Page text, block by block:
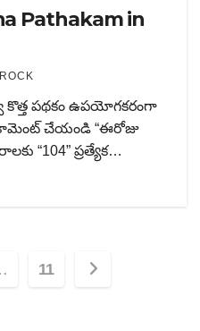
Pathakam in
ROCK
కొత్త పథకం ఉపయోగకరంగా
చేయండి “ఈరోజు
“104” ప్రత్యేక…
11